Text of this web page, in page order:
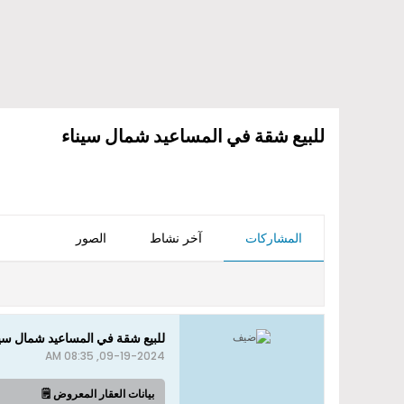
للبيع شقة في المساعيد شمال سيناء
المشاركات آخر نشاط الصور
للبيع شقة في المساعيد شمال
09-19-2024, 08:35 AM
بيانات العقار المعروض 🗒️